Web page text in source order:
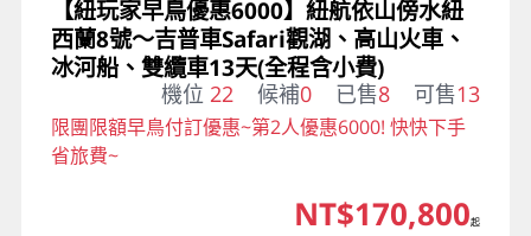
【紐玩家早鳥優惠6000】紐航依山傍水紐
西蘭8號～吉普車Safari觀湖、高山火車、
冰河船、雙纜車13天(全程含小費)
機位 22 候補0 已售8 可售13
限團限額早鳥付訂優惠~第2人優惠6000! 快快下手
省旅費~
NT$170,800起